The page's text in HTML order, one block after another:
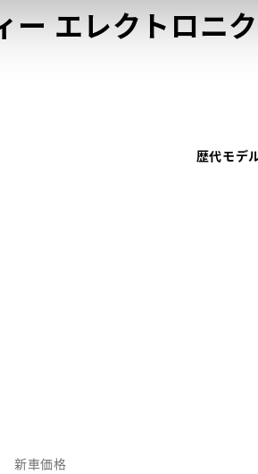
ー エレクトロニ
歴代モデ
新車価格